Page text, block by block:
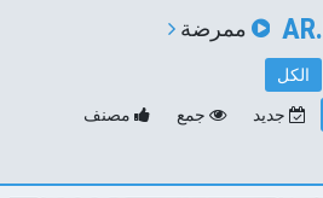
AR. ممرضة
الكل
جديد جمع مصنف